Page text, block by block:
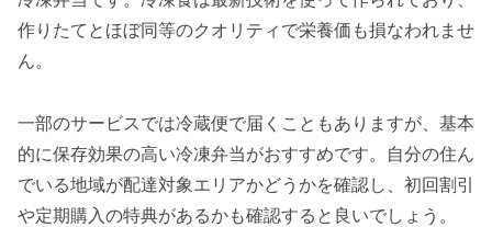
作りたてとほぼ同等のクオリティで栄養価も損なわれませ
ん。
一部のサービスでは冷蔵便で届くこともありますが、基本
的に保存効果の高い冷凍弁当がおすすめです。自分の住ん
でいる地域が配達対象エリアかどうかを確認し、初回割引
や定期購入の特典があるかも確認すると良いでしょう。